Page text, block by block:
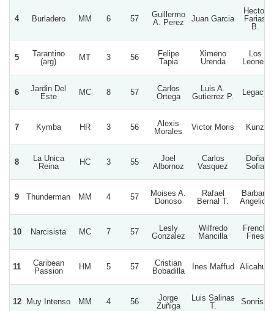
4 Burladero MM 6 57
Guillermo
A. Perez
Juan Garcia
Hector
Farias
B.
5
Tarantino
(arg)
MT 3 56
Felipe
Tapia
Ximeno
Urenda
Los
Leones
6
Jardin Del
Este
MC 8 57
Carlos
Ortega
Luis A.
Gutierrez P.
Legacy
7 Kymba HR 3 56
Alexis
Morales
Victor Moris Kunz
8
La Unica
Reina
HC 3 55
Joel
Albornoz
Carlos
Vasquez
Doña
Sofia
9 Thunderman MM 4 57
Moises A.
Donoso
Rafael
Bernal T.
Barbara
Angelica
10 Narcisista MC 7 57
Lesly
Gonzalez
Wilfredo
Mancilla
French
Fries
11
Caribean
Passion
HM 5 57
Cristian
Bobadilla
Ines Maffud Alicahue
12 Muy Intenso MM 4 56
Jorge
Zuñiga
Luis Salinas
T.
Sonrisal